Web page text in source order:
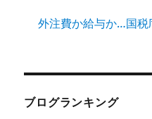
外注費か給与か…国税
ブログランキング